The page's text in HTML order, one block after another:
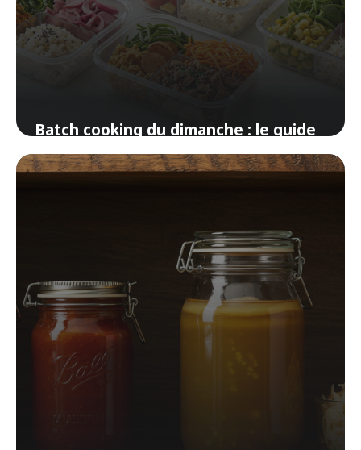
Batch cooking du dimanche : le guide
pour débutants pressés